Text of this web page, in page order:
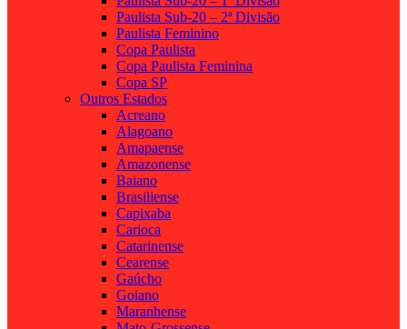
Paulista Sub-20 – 2ª Divisão
Paulista Feminino
Copa Paulista
Copa Paulista Feminina
Copa SP
Outros Estados
Acreano
Alagoano
Amapaense
Amazonense
Baiano
Brasiliense
Capixaba
Carioca
Catarinense
Cearense
Gaúcho
Goiano
Maranhense